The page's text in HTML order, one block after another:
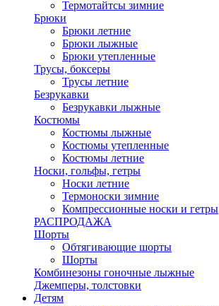
Термотайтсы зимние
Брюки
Брюки летние
Брюки лыжные
Брюки утепленные
Трусы, боксеры
Трусы летние
Безрукавки
Безрукавки лыжные
Костюмы
Костюмы лыжные
Костюмы утепленные
Костюмы летние
Носки, гольфы, гетры
Носки летние
Термоноски зимние
Компрессионные носки и гетры
РАСПРОДАЖА
Шорты
Обтягивающие шорты
Шорты
Комбинезоны гоночные лыжные
Джемперы, толстовки
Детям